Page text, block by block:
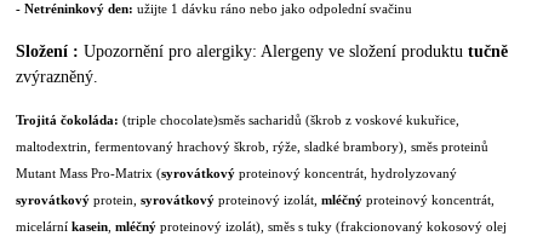
- Netréninkový den: užijte 1 dávku ráno nebo jako odpolední svačinu
Složení :Upozornění pro alergiky: Alergeny ve složení produktutučně
zvýrazněný.
Trojitá čokoláda: (triple chocolate)směs sacharidů (škrob z voskové kukuřice,
maltodextrin, fermentovaný hrachový škrob, rýže, sladké brambory), směs proteinů
Mutant Mass Pro-Matrix (syrovátkový proteinový koncentrát, hydrolyzovaný
syrovátkový protein,syrovátkový proteinový izolát,mléčný proteinový koncentrát,
micelárníkasein ,mléčný proteinový izolát), směs s tuky (frakcionovaný kokosový olej